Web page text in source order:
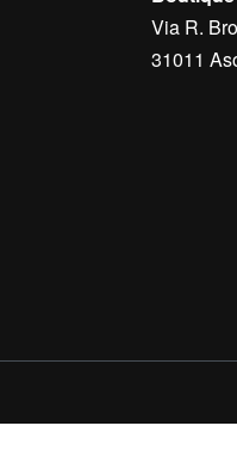
Via R.
31011